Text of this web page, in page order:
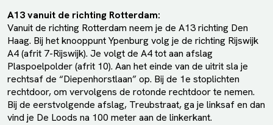
A13 vanuit de richting Rotterdam:
Vanuit de richting Rotterdam neem je de A13 richting Den
Haag. Bij het knooppunt Ypenburg volg je de richting Rijswijk
A4 (afrit 7-Rijswijk). Je volgt de A4 tot aan afslag
Plaspoelpolder (afrit 10). Aan het einde van de uitrit sla je
rechtsaf de “Diepenhorstlaan” op. Bij de 1e stoplichten
rechtdoor, om vervolgens de rotonde rechtdoor te nemen.
Bij de eerstvolgende afslag, Treubstraat, ga je linksaf en dan
vind je De Loods na 100 meter aan de linkerkant.